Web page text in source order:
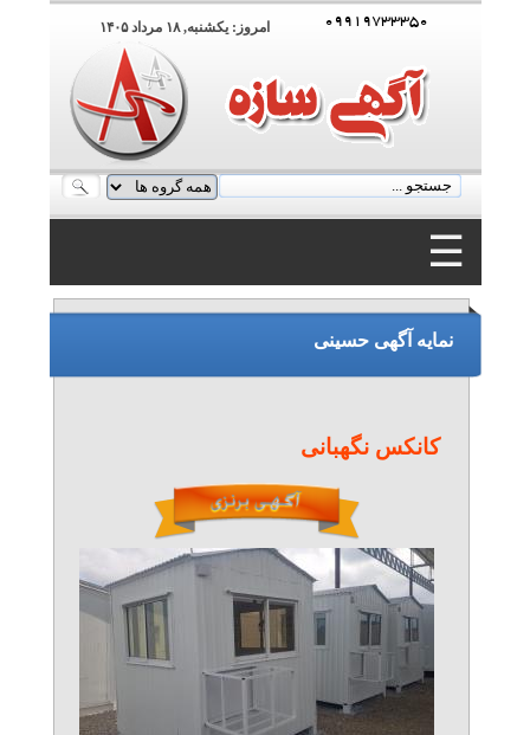
امروز: يکشنبه, ۱۸ مرداد ۱۴۰۵
☰
۰۹۹۱۹۷۳۳۳۵۰
۰۹۹۱۹۷۳۳۳۵۰
نمایه آگهی حسینی
کانکس نگهبانی